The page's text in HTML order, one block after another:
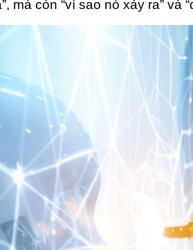
mà còn “vì sao nó xảy ra” và